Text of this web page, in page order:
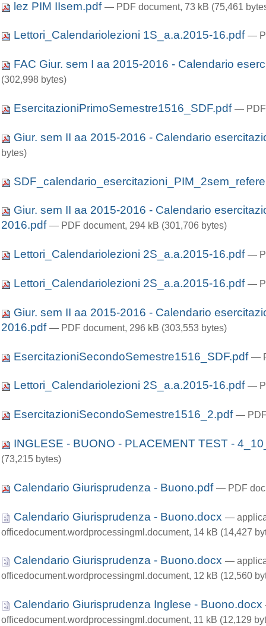
lez PIM IIsem.pdf— PDF document, 73 kB (75,461
Lettori_Calendariolezioni 1S_a.a.2015-16.pdf—
FAC Giur. sem I aa 2015-2016 - Calendario
(302,998 bytes)
EsercitazioniPrimoSemestre1516_SDF.pdf— PDF
Giur. sem II aa 2015-2016 - Calendario
bytes)
Giur. sem II aa 2015-2016 - Calendario
2016.pdf— PDF document, 294 kB (301,706 bytes)
Lettori_Calendariolezioni 2S_a.a.2015-16.pdf—
Lettori_Calendariolezioni 2S_a.a.2015-16.pdf—
Giur. sem II aa 2015-2016 - Calendario
2016.pdf— PDF document, 296 kB (303,553 bytes)
EsercitazioniSecondoSemestre1516_SDF.pdf—
Lettori_Calendariolezioni 2S_a.a.2015-16.pdf—
EsercitazioniSecondoSemestre1516_2.pdf— PDF
INGLESE - BUONO - PLACEMENT TEST -
(73,215 bytes)
Calendario Giurisprudenza - Buono.pdf— PDF
Calendario Giurisprudenza - Buono.docx—
officedocument.wordprocessingml.document, 14 kB (14,427
Calendario Giurisprudenza - Buono.docx—
officedocument.wordprocessingml.document, 12 kB (12,560
Calendario Giurisprudenza Inglese - Buono.docx
officedocument.wordprocessingml.document, 11 kB (12,129